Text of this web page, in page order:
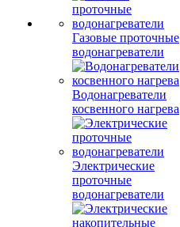
Газовые проточные
водонагреватели
Водонагреватели
косвенного нагрева
Электрические
проточные
водонагреватели